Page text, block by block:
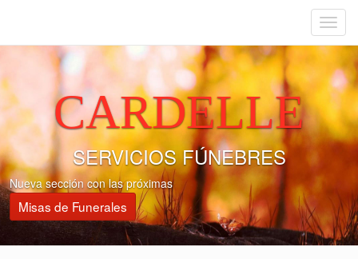
Menu
CARDELLE
SERVICIOS FÚNEBRES
Nueva sección con las próximas
Misas de Funerales